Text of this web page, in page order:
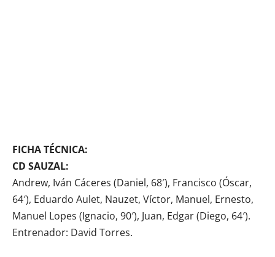
FICHA TÉCNICA:
CD SAUZAL:
Andrew, Iván Cáceres (Daniel, 68′), Francisco (Óscar,
64′), Eduardo Aulet, Nauzet, Víctor, Manuel, Ernesto,
Manuel Lopes (Ignacio, 90′), Juan, Edgar (Diego, 64′).
Entrenador: David Torres.